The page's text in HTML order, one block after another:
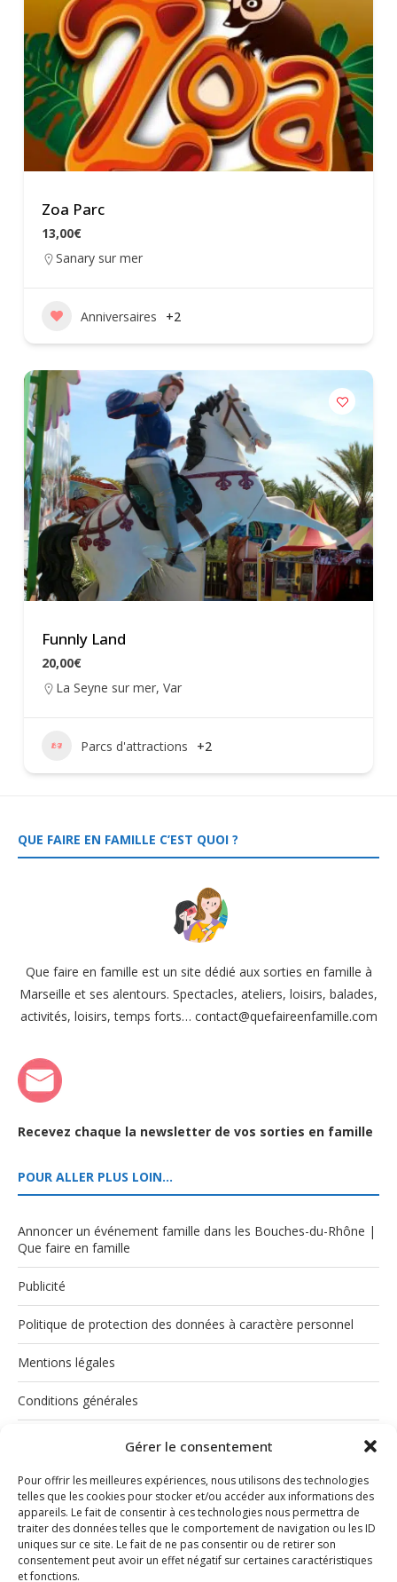
Gérer le consentement
Pour offrir les meilleures expériences, nous utilisons des technologies
telles que les cookies pour stocker et/ou accéder aux informations des
appareils. Le fait de consentir à ces technologies nous permettra de
traiter des données telles que le comportement de navigation ou les ID
uniques sur ce site. Le fait de ne pas consentir ou de retirer son
consentement peut avoir un effet négatif sur certaines caractéristiques
et fonctions.
Zoa Parc
13,00€
Sanary sur mer
Anniversaires +2
Funnly Land
20,00€
La Seyne sur mer, Var
Parcs d'attractions +2
QUE FAIRE EN FAMILLE C’EST QUOI ?
Que faire en famille est un site dédié aux sorties en famille à
Marseille et ses alentours. Spectacles, ateliers, loisirs, balades,
activités, loisirs, temps forts… contact@quefaireenfamille.com
Recevez chaque la newsletter de vos sorties en famille
POUR ALLER PLUS LOIN…
Annoncer un événement famille dans les Bouches-du-Rhône |
Que faire en famille
Publicité
Politique de protection des données à caractère personnel
Mentions légales
Conditions générales
Politique de cookies (UE)